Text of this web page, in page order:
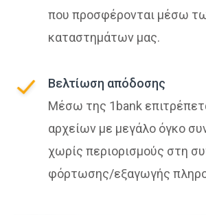
που προσφέρονται μέσω
καταστημάτων μας.
Βελτίωση απόδοσης
Μέσω της 1bank
αρχείων με μεγάλο όγκο
χωρίς περιορισμούς στη
φόρτωσης/εξαγωγής